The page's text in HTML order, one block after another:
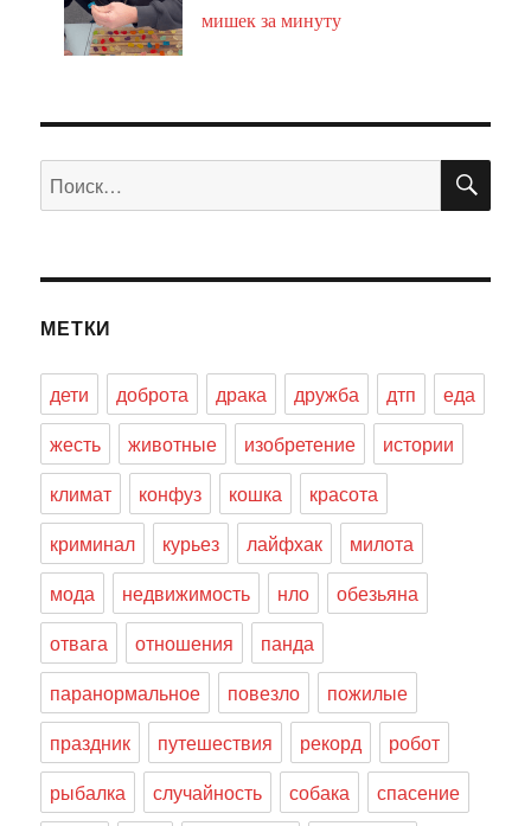
мишек за минуту
Искать:
МЕТКИ
дети доброта драка дружба дтп
еда
жесть
животные изобретение
истории
климат
конфуз кошка
красота
криминал
курьез лайфхак
милота
мода
недвижимость нло
обезьяна
отвага
отношения
панда
паранормальное
повезло
пожилые
праздник
путешествия рекорд
робот
рыбалка
случайность собака
спасение